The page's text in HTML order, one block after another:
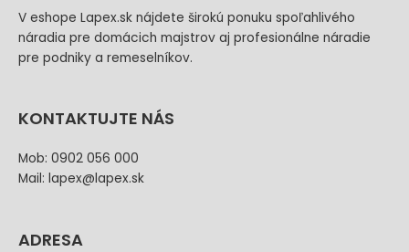
V eshope Lapex.sk nájdete širokú ponuku spoľahlivého
náradia pre domácich majstrov aj profesionálne náradie
pre podniky a remeselníkov.
KONTAKTUJTE NÁS
Mob: 0902 056 000
Mail: lapex@lapex.sk
ADRESA